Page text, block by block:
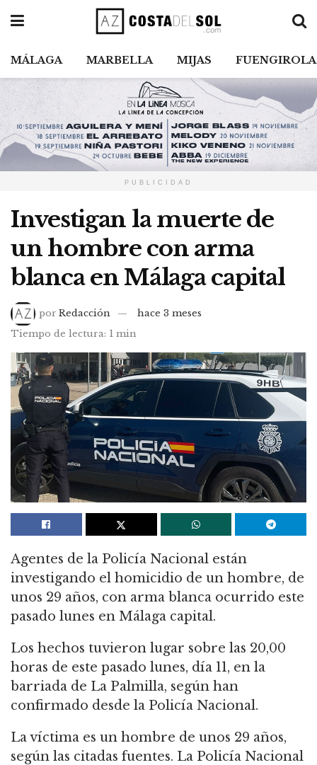
MÁLAGA MARBELLA MIJAS FUENGIROLA
PUBLICIDAD
Investigan la muerte de
un hombre con arma
blanca en Málaga capital
por Redacción
hace 3 meses
Tiempo de lectura: 1 min
Agentes de la Policía Nacional están
investigando el homicidio de un hombre, de
unos 29 años, con arma blanca ocurrido este
pasado lunes en Málaga capital.
Los hechos tuvieron lugar sobre las 20,00
horas de este pasado lunes, día 11, en la
barriada de La Palmilla, según han
confirmado desde la Policía Nacional.
La víctima es un hombre de unos 29 años,
según las citadas fuentes. La Policía Nacional